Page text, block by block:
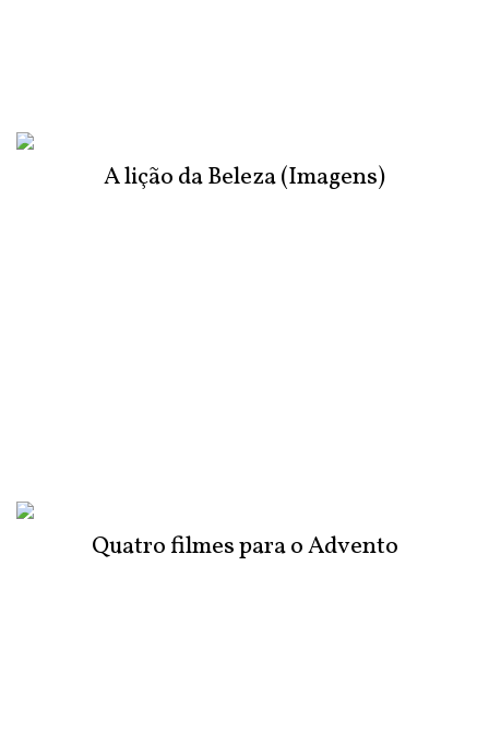
A lição da Beleza (Imagens)
Quatro filmes para o Advento